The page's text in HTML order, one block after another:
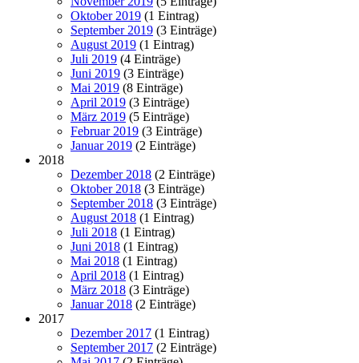
Oktober 2019 (1 Eintrag)
September 2019 (3 Einträge)
August 2019 (1 Eintrag)
Juli 2019 (4 Einträge)
Juni 2019 (3 Einträge)
Mai 2019 (8 Einträge)
April 2019 (3 Einträge)
März 2019 (5 Einträge)
Februar 2019 (3 Einträge)
Januar 2019 (2 Einträge)
2018
Dezember 2018 (2 Einträge)
Oktober 2018 (3 Einträge)
September 2018 (3 Einträge)
August 2018 (1 Eintrag)
Juli 2018 (1 Eintrag)
Juni 2018 (1 Eintrag)
Mai 2018 (1 Eintrag)
April 2018 (1 Eintrag)
März 2018 (3 Einträge)
Januar 2018 (2 Einträge)
2017
Dezember 2017 (1 Eintrag)
September 2017 (2 Einträge)